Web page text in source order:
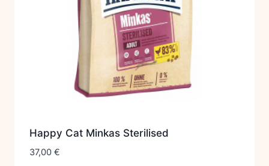
Happy Cat Minkas Sterilised
37,00 €